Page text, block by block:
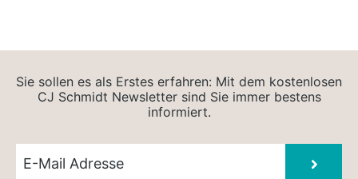
Sie sollen es als Erstes erfahren: Mit dem kostenlosen
CJ Schmidt Newsletter sind Sie immer bestens
informiert.